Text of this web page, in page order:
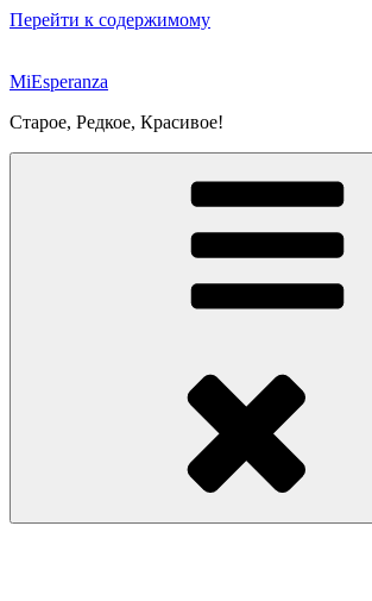
Перейти к содержимому
MiEsperanza
Старое, Редкое, Красивое!